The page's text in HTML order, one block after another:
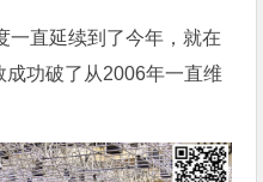
一直延续到了今年，就在
功破了从2006年一直维